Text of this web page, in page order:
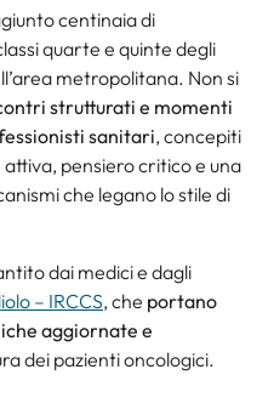
centinaia di
quarte e quinte degli
metropolitana. Non si
strutturati e momenti
sanitari, concepiti
pensiero critico e una
che legano lo stile di
dai medici e dagli
– IRCCS, che portano
aggiornate e
dei pazienti oncologici.